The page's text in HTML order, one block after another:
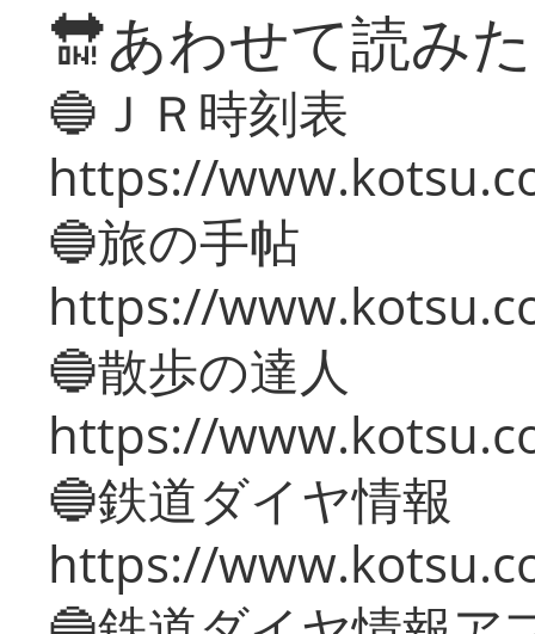
🔛あわせて読み
🔵ＪＲ時刻表
https://
🔵旅の手帖
https://
🔵散歩の達人
https://
🔵鉄道ダイヤ情報
https://